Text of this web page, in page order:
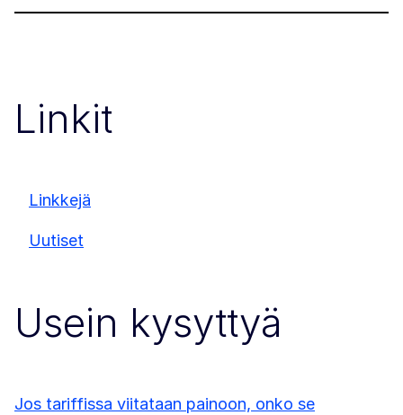
Linkit
Linkkejä
Uutiset
Usein kysyttyä
Jos tariffissa viitataan painoon, onko se